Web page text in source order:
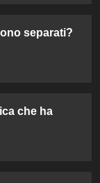
separati?
che ha